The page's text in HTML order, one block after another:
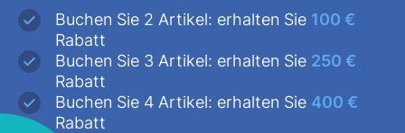
Buchen Sie 2 Artikel: erhalten Sie 100 €
Rabatt
Buchen Sie 3 Artikel: erhalten Sie 250 €
Rabatt
Buchen Sie 4 Artikel: erhalten Sie 400 €
Rabatt